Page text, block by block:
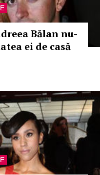
Bălan nu-
ei de casă